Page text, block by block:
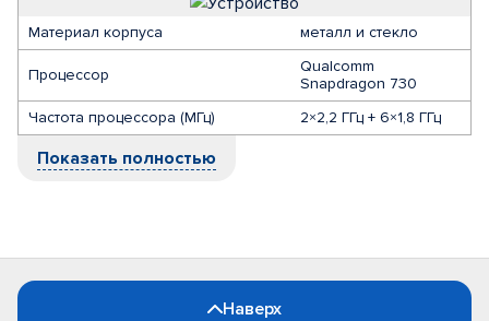
Материал корпуса металл и стекло
Процессор
Qualcomm
Snapdragon 730
Частота процессора (МГц)
2×2,2 ГГц + 6×1,8 ГГц
Показать полностью
Наверх